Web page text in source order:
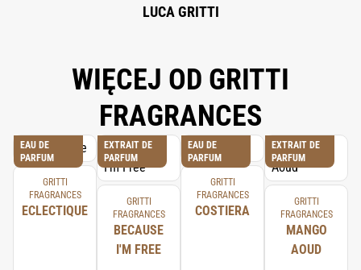
LUCA GRITTI
WIĘCEJ OD GRITTI
FRAGRANCES
EAU DE
PARFUM
GRITTI
FRAGRANCES
ECLECTIQUE
EXTRAIT DE
PARFUM
GRITTI
FRAGRANCES
BECAUSE
I'M FREE
EAU DE
PARFUM
GRITTI
FRAGRANCES
COSTIERA
EXTRAIT DE
PARFUM
GRITTI
FRAGRANCES
MANGO
AOUD